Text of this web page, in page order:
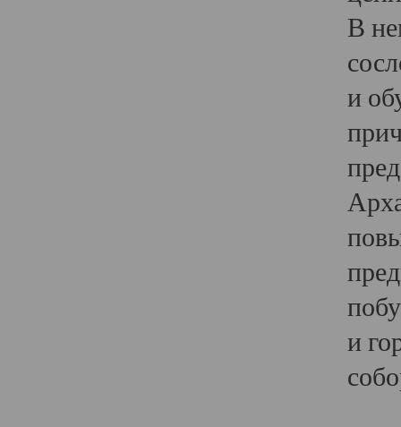
В
и
и